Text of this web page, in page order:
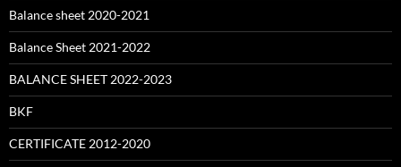
Balance sheet 2020-2021
Balance Sheet 2021-2022
BALANCE SHEET 2022-2023
BKF
CERTIFICATE 2012-2020